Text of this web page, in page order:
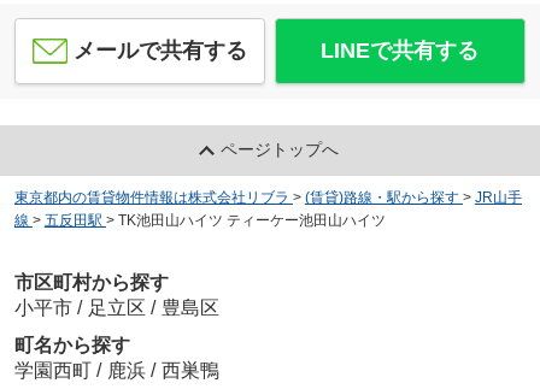
メールで共有する LINEで共有する
ページトップへ
東京都内の賃貸物件情報は株式会社リブラ > (賃貸)路線・駅から探す > JR山手
線 > 五反田駅 > TK池田山ハイツ ティーケー池田山ハイツ
市区町村から探す
小平市 / 足立区 / 豊島区
町名から探す
学園西町 / 鹿浜 / 西巣鴨